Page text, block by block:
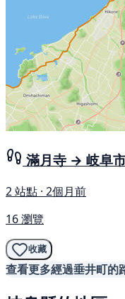
滿月寺 → 岐阜
2 站點 · 2個月前
16 瀏覽
收藏
查看更多經過垂井町的